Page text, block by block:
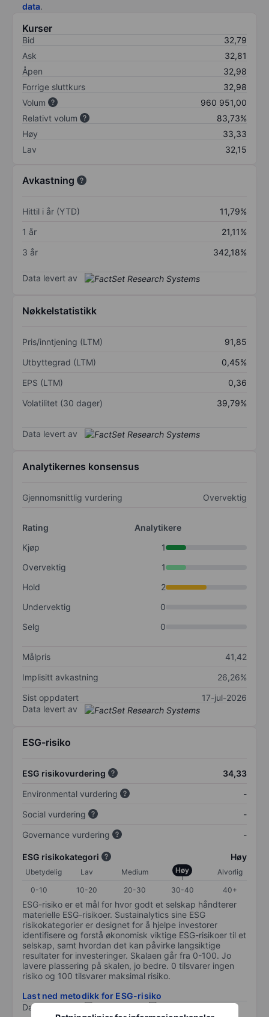
data.
Kurser
Bid
32,79
Ask
32,81
Åpen
32,98
Forrige sluttkurs
32,98
Volum
960 951,00
Relativt volum
83,73%
Høy
33,33
Lav
32,15
Avkastning
Hittil i år (YTD)
11,79%
1 år
21,11%
3 år
342,18%
Data levert av
Nøkkelstatistikk
Pris/inntjening (LTM)
91,85
Utbyttegrad (LTM)
0,45%
EPS (LTM)
0,36
Volatilitet (30 dager)
39,79%
Data levert av
Analytikernes konsensus
Gjennomsnittlig vurdering Overvektig
Rating
Analytikere
Kjøp
1
Overvektig
1
Hold
2
Undervektig
0
Selg
0
Målpris
41,42
Implisitt avkastning
26,26%
Sist oppdatert
17-jul-2026
Data levert av
ESG-risiko
ESG risikovurdering
34,33
Environmental vurdering
-
Social vurdering
-
Governance vurdering
-
ESG risikokategori Høy
Ubetydelig Lav Medium Høy
Alvorlig
0-10
10-20 20-30 30-40 40+
ESG-risiko er et mål for hvor godt et selskap håndterer
materielle ESG-risikoer. Sustainalytics sine ESG
risikokategorier er designet for å hjelpe investorer
identifisere og forstå økonomisk viktige ESG-risikoer til et
selskap, samt hvordan det kan påvirke langsiktige
resultater for investeringer. Skalaen går fra 0-100. Jo
lavere plassering på skalen, jo bedre. 0 tilsvarer ingen
risiko og 100 tilsvarer maksimal risiko.
Last ned metodikk for ESG-risiko
Data levert av